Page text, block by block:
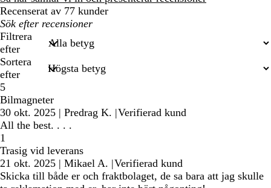
Recenserat av 77 kunder
Mina
inmatade
sökningar
Filtrera
efter
Sortera
efter
5
Bilmagneter
30 okt. 2025 | Predrag K. |Verifierad kund
All the best. . . .
1
Trasig vid leverans
21 okt. 2025 | Mikael A. |Verifierad kund
Skicka till både er och fraktbolaget, de sa bara att jag skulle